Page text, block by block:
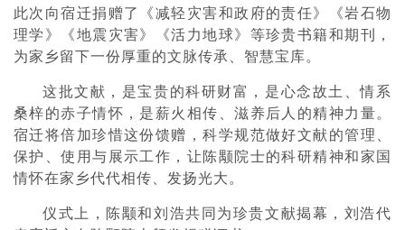
此次向宿迁捐赠了《减轻灾害和政府的责任》《岩石物
理学》《地震灾害》《活力地球》等珍贵书籍和期刊，
为家乡留下一份厚重的文脉传承、智慧宝库。
这批文献，是宝贵的科研财富，是心念故土、情系
桑梓的赤子情怀，是薪火相传、滋养后人的精神力量。
宿迁将倍加珍惜这份馈赠，科学规范做好文献的管理、
保护、使用与展示工作，让陈颙院士的科研精神和家国
情怀在家乡代代相传、发扬光大。
仪式上，陈颙和刘浩共同为珍贵文献揭幕，刘浩代